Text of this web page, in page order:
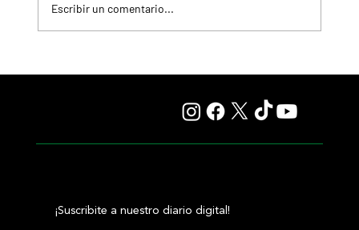
Escribir un comentario...
¡Suscribite a nuestro diario digital!